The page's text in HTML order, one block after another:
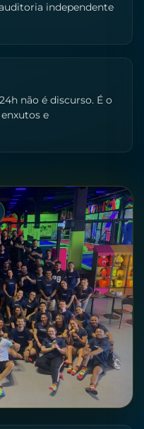
independente
não é discurso. É o
e